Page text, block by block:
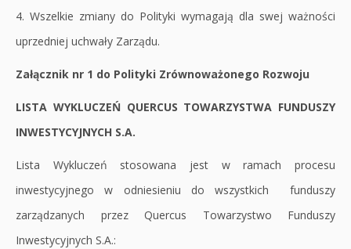
4. Wszelkie zmiany do Polityki wymagają dla swej ważności
uprzedniej uchwały Zarządu.
Załącznik nr 1 do Polityki Zrównoważonego Rozwoju
LISTA WYKLUCZEŃ QUERCUS TOWARZYSTWA FUNDUSZY
INWESTYCYJNYCH S.A.
Lista Wykluczeń stosowana jest w ramach procesu
inwestycyjnego w odniesieniu do wszystkich funduszy
zarządzanych przez Quercus Towarzystwo Funduszy
Inwestycyjnych S.A.: